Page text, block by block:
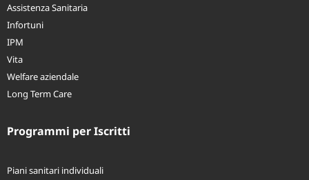
Assistenza Sanitaria
Infortuni
IPM
Vita
Welfare aziendale
Long Term Care
Programmi per Iscritti
Piani sanitari individuali